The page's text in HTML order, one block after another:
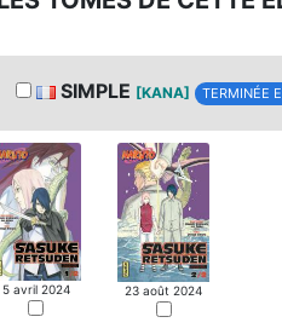
SIMPLE [KANA] TERMINÉE
5 avril 2024 23 août 2024